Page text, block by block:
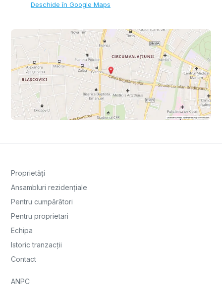
Deschide în Google Maps
Proprietăți
Ansambluri rezidențiale
Pentru cumpărători
Pentru proprietari
Echipa
Istoric tranzacții
Contact
ANPC